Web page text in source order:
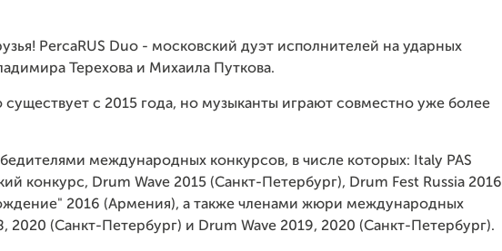
PercaRUS Duo - московский дуэт исполнителей на ударных
Терехова и Михаила Путкова.
существует с 2015 года, но музыканты играют совместно уже более
международных конкурсов, в числе которых: Italy PAS
конкурс, Drum Wave 2015 (Санкт-Петербург), Drum Fest Russia 2016
2016 (Армения), а также членами жюри международных
2020 (Санкт-Петербург) и Drum Wave 2019, 2020 (Санкт-Петербург).